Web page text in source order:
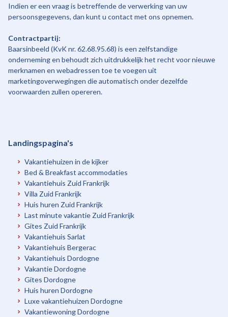
Indien er een vraag is betreffende de verwerking van uw
persoonsgegevens, dan kunt u contact met ons opnemen.
Contractpartij:
Baarsinbeeld (KvK nr. 62.68.95.68) is een zelfstandige
onderneming en behoudt zich uitdrukkelijk het recht voor nieuwe
merknamen en webadressen toe te voegen uit
marketingoverwegingen die automatisch onder dezelfde
voorwaarden zullen opereren.
Landingspagina's
Vakantiehuizen in de kijker
Bed & Breakfast accommodaties
Vakantiehuis Zuid Frankrijk
Villa Zuid Frankrijk
Huis huren Zuid Frankrijk
Last minute vakantie Zuid Frankrijk
Gites Zuid Frankrijk
Vakantiehuis Sarlat
Vakantiehuis Bergerac
Vakantiehuis Dordogne
Vakantie Dordogne
Gites Dordogne
Huis huren Dordogne
Luxe vakantiehuizen Dordogne
Vakantiewoning Dordogne